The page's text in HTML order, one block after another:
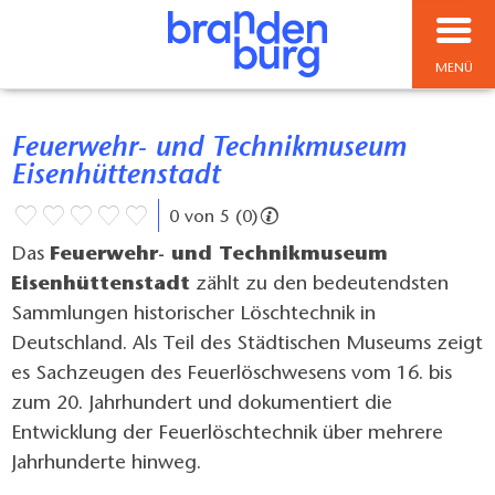
MENÜ
Feuerwehr- und Technikmuseum
Eisenhüttenstadt
0 von 5 (0)
Das Feuerwehr- und Technikmuseum
Eisenhüttenstadt zählt zu den bedeutendsten
Sammlungen historischer Löschtechnik in
Deutschland. Als Teil des Städtischen Museums zeigt
es Sachzeugen des Feuerlöschwesens vom 16. bis
zum 20. Jahrhundert und dokumentiert die
Entwicklung der Feuerlöschtechnik über mehrere
Jahrhunderte hinweg.